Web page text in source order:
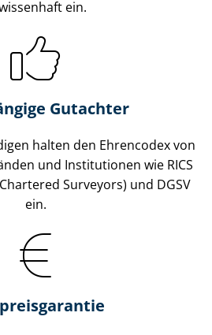
ein.
Gutachter
halten den Ehrencodex von
und Institutionen wie RICS
Surveyors) und DGSV
ein.